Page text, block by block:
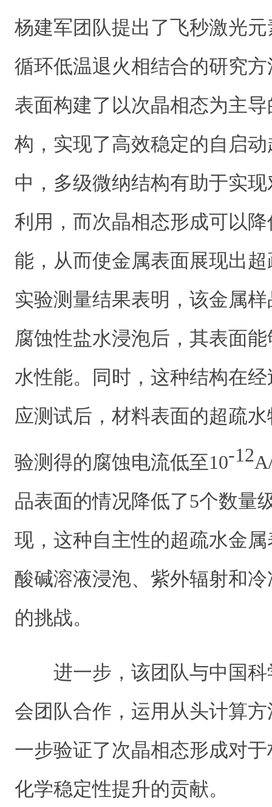
杨建军团队提出了飞秒激光
循环低温退火相结合的研究
表面构建了以次晶相态为主
构，实现了高效稳定的自启
中，多级微纳结构有助于实
利用，而次晶相态形成可以
能，从而使金属表面展现出
实验测量结果表明，该金属
腐蚀性盐水浸泡后，其表面
水性能。同时，这种结构在
应测试后，材料表面的超疏
验测得的腐蚀电流低至10-12
品表面的情况降低了5个数量
现，这种自主性的超疏水金
酸碱溶液浸泡、紫外辐射和
的挑战。
进一步，该团队与中国
会团队合作，运用从头计算
一步验证了次晶相态形成对
化学稳定性提升的贡献。